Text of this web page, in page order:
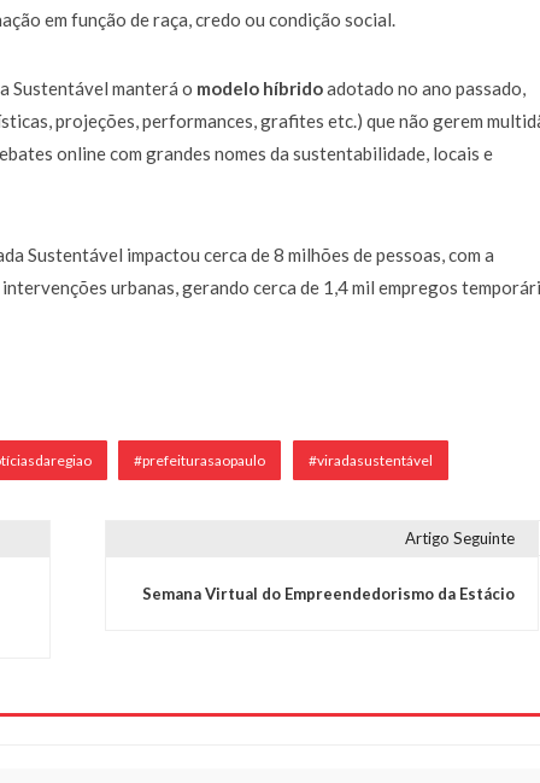
em função de raça, credo ou condição social.
Sustentável manterá o modelo híbridoadotado no ano passado,
projeções, performances, grafites etc.) que não gerem
online com grandes nomes da sustentabilidade, locais e
Sustentável impactou cerca de 8 milhões de pessoas, com a
urbanas, gerando cerca de 1,4 mil empregos
#prefeiturasaopaulo #viradasustentável
Artigo Seguinte
Semana Virtual do Empreendedorismo da Estácio